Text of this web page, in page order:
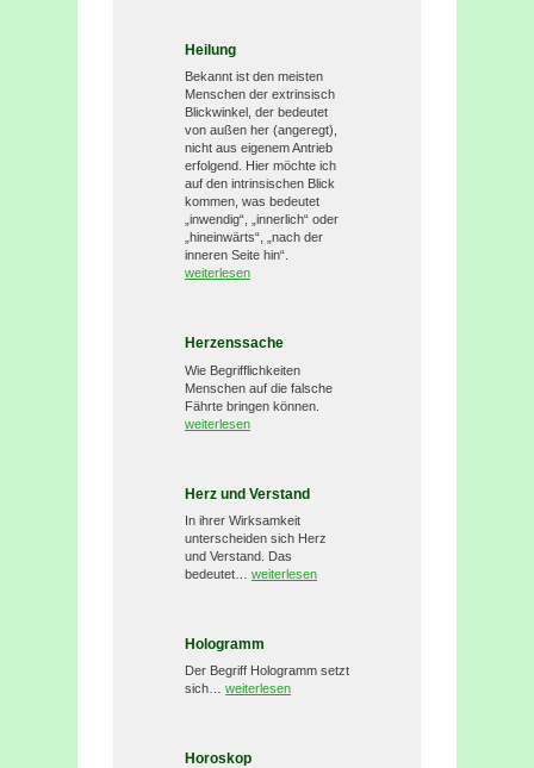
Heilung
Bekannt ist den meisten
Menschen der extrinsisch
Blickwinkel, der bedeutet
von außen her (angeregt),
nicht aus eigenem Antrieb
erfolgend. Hier möchte ich
auf den intrinsischen Blick
kommen, was bedeutet
„inwendig“, „innerlich“ oder
„hineinwärts“, „nach der
inneren Seite hin“.
weiterlesen
Herzenssache
Wie Begrifflichkeiten
Menschen auf die falsche
Fährte bringen können.
weiterlesen
Herz und Verstand
In ihrer Wirksamkeit
unterscheiden sich Herz
und Verstand. Das
bedeutet… weiterlesen
Hologramm
Der Begriff Hologramm setzt
sich… weiterlesen
Horoskop